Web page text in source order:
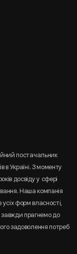
постачальник
в Україні. З моменту
досвіду у сфері
Наша компанія
форм власності,
прагнемо до
задоволення потреб